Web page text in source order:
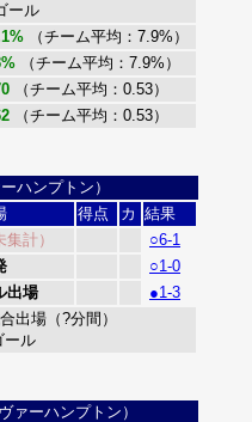
ール
（チーム平均：7.9%）
（チーム平均：7.9%）
（チーム平均：0.53）
（チーム平均：0.53）
ハンプトン）
得点 カ 結果
集計）
○6-1
○1-0
出場 ●1-3
出場（?分間）
ール
ァーハンプトン）